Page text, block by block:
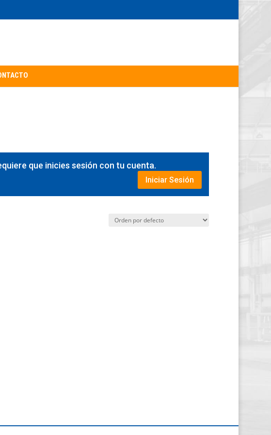
que inicies sesión con tu cuenta.
Iniciar Sesión